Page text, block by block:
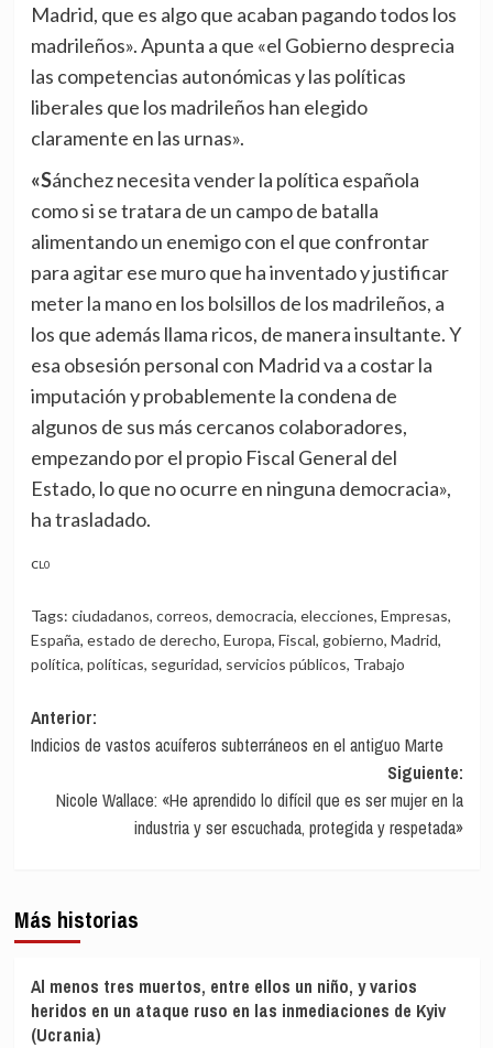
Madrid, que es algo que acaban pagando todos los
madrileños». Apunta a que «el Gobierno desprecia
las competencias autonómicas y las políticas
liberales que los madrileños han elegido
claramente en las urnas».
«Sánchez necesita vender la política española
como si se tratara de un campo de batalla
alimentando un enemigo con el que confrontar
para agitar ese muro que ha inventado y justificar
meter la mano en los bolsillos de los madrileños, a
los que además llama ricos, de manera insultante. Y
esa obsesión personal con Madrid va a costar la
imputación y probablemente la condena de
algunos de sus más cercanos colaboradores,
empezando por el propio Fiscal General del
Estado, lo que no ocurre en ninguna democracia»,
ha trasladado.
CL0
Tags: ciudadanos, correos, democracia, elecciones, Empresas,
España, estado de derecho, Europa, Fiscal, gobierno, Madrid,
política, políticas, seguridad, servicios públicos, Trabajo
Navegación
de
entradas
Anterior:
Indicios de vastos acuíferos subterráneos en el antiguo Marte
Siguiente:
Nicole Wallace: «He aprendido lo difícil que es ser mujer en la
industria y ser escuchada, protegida y respetada»
Más historias
Al menos tres muertos, entre ellos un niño, y varios
heridos en un ataque ruso en las inmediaciones de Kyiv
(Ucrania)